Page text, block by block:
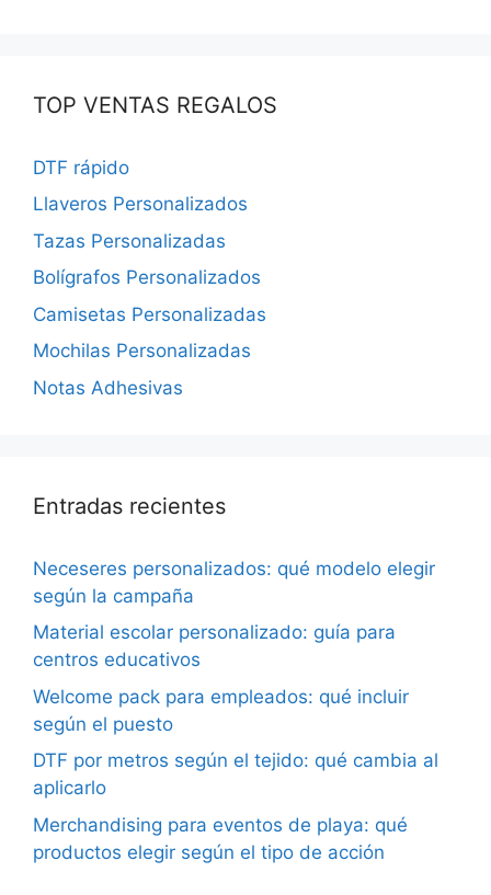
TOP VENTAS REGALOS
DTF rápido
Llaveros Personalizados
Tazas Personalizadas
Bolígrafos Personalizados
Camisetas Personalizadas
Mochilas Personalizadas
Notas Adhesivas
Entradas recientes
Neceseres personalizados: qué modelo elegir
según la campaña
Material escolar personalizado: guía para
centros educativos
Welcome pack para empleados: qué incluir
según el puesto
DTF por metros según el tejido: qué cambia al
aplicarlo
Merchandising para eventos de playa: qué
productos elegir según el tipo de acción